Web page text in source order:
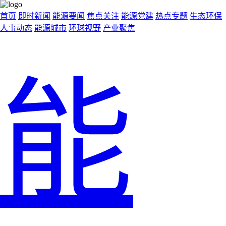
首页 即时新闻 能源要闻 焦点关注 能源党建 热点专题 生态环保
人事动态 能源城市 环球视野 产业聚焦
能